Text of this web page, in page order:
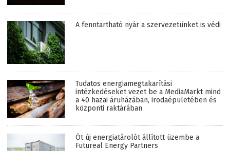
A fenntartható nyár a szervezetünket is védi
Tudatos energiamegtakarítási
intézkedéseket vezet be a MediaMarkt mind
a 40 hazai áruházában, irodaépületében és
központi raktárában
Öt új energiatárolót állított üzembe a
Futureal Energy Partners